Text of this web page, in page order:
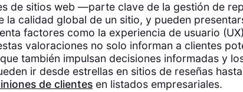
de sitios web —parte clave de la gestión de
la calidad global de un sitio, y pueden
factores como la experiencia de usuario
valoraciones no solo informan a clientes
también impulsan decisiones informadas y
ir desde estrellas en sitios de reseñas
de clientesen listados empresariales.